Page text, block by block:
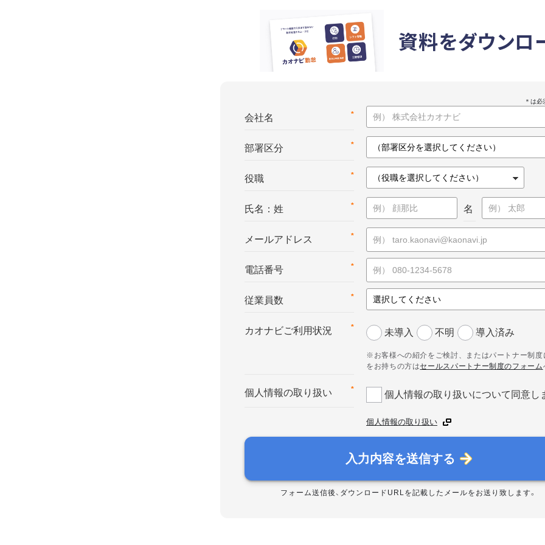
資料をダウンロ
*
会社名
*
部署区分
*
役職
*
氏名：姓 名
*
メールアドレス
*
電話番号
*
従業員数
*
カオナビご利用状況 未導入 不明 導入済み
※お客様への紹介をご検討、またはパートナー制度
をお持ちの方はセールスパートナー制度のフォーム
*
個人情報の取り扱い 個人情報の取り扱いについて同意し
個人情報の取り扱い
入力内容を送信する
フォーム送信後、ダウンロードURLを記載したメールをお送り致します。